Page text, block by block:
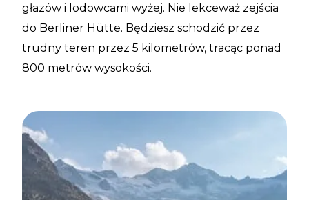
głazów i lodowcami wyżej. Nie lekceważ zejścia
do Berliner Hütte. Będziesz schodzić przez
trudny teren przez 5 kilometrów, tracąc ponad
800 metrów wysokości.